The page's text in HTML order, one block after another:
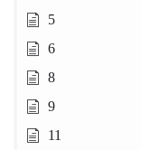
5
6
8
9
11